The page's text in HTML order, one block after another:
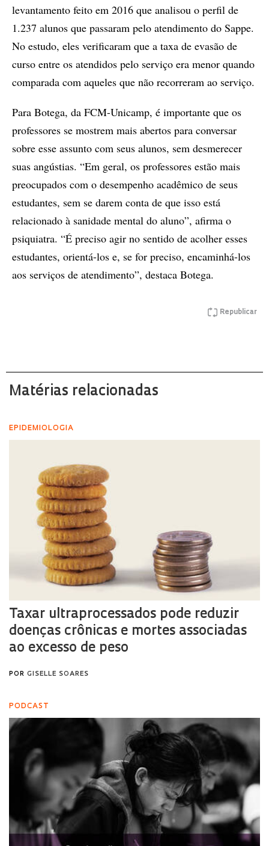
levantamento feito em 2016 que analisou o perfil de
1.237 alunos que passaram pelo atendimento do Sappe.
No estudo, eles verificaram que a taxa de evasão de
curso entre os atendidos pelo serviço era menor quando
comparada com aqueles que não recorreram ao serviço.
Para Botega, da FCM-Unicamp, é importante que os
professores se mostrem mais abertos para conversar
sobre esse assunto com seus alunos, sem desmerecer
suas angústias. “Em geral, os professores estão mais
preocupados com o desempenho acadêmico de seus
estudantes, sem se darem conta de que isso está
relacionado à sanidade mental do aluno”, afirma o
psiquiatra. “É preciso agir no sentido de acolher esses
estudantes, orientá-los e, se for preciso, encaminhá-los
aos serviços de atendimento”, destaca Botega.
Republicar